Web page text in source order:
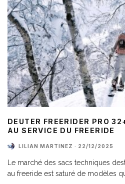
DEUTER FREERIDER PRO
AU SERVICE DU FREERIDE
LILIAN MARTINEZ · 22/12/2025
Le marché des sacs techniques
au freeride est saturé de modèles